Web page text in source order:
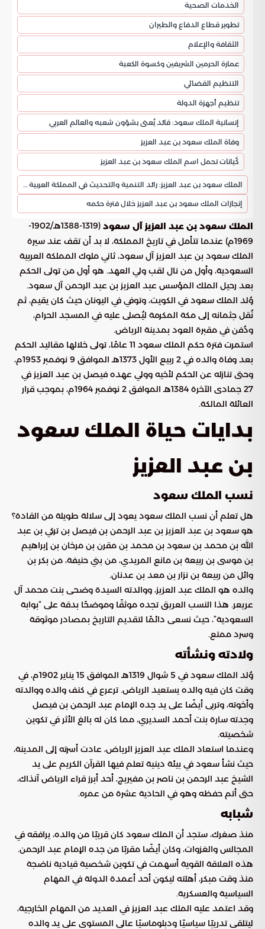
الخدمات الصحية
تطوير قطاع الدفاع والطيران
الثقافة والإعلام
عمارة الحرمين الشريفين وكسوة الكعبة
التنظيم القضائي
تنظيم أجهزة الدولة
إنسانية الملك سعود: قائد يُعنى بشؤون شعبه والعالم العربي
وفاة الملك سعود بن عبد العزيز
كُيانات تحمل اسم الملك سعود بن عبد العزيز
الملك سعود بن عبد العزيز: رائد التنمية والتحديث في المملكة العربية السعودية
إنجازات الملك سعود بن عبد العزيز خلال فترة حكمه
الملك سعود بن عبد العزيز آل سعود
(1319-1388هـ/1902-
1969م) عندما تتأمل في تاريخ المملكة، لا بد أن تقف عند سيرة
الملك سعود بن عبد العزيز آل سعود، ثاني ملوك المملكة العربية
السعودية، وأول من نال لقب ولي العهد. هو أول من تولى الحكم
بعد رحيل الملك المؤسس عبد العزيز بن عبد الرحمن آل سعود.
وُلد الملك سعود في الكويت، وتوفي في اليونان حيث كان يقيم، ثم
نُقل جثمانه إلى مكة المكرمة ليُصلى عليه في المسجد الحرام،
ودُفن في مقبرة العود بمدينة الرياض.
استمرت فترة حكم الملك سعود 11 عامًا، تولى خلالها مقاليد الحكم
بعد وفاة والده في 2 ربيع الأول 1373هـ الموافق 9 نوفمبر 1953م،
وحتى تنازله عن الحكم لأخيه وولي عهده فيصل بن عبد العزيز في
27 جمادى الآخرة 1384هـ الموافق 2 نوفمبر 1964م، بموجب قرار
العائلة المالكة.
بدايات حياة الملك سعود
بن عبد العزيز
نسب الملك سعود
هل تعلم أن نسب الملك سعود يعود إلى سلالة طويلة من القادة؟
هو سعود بن عبد العزيز بن عبد الرحمن بن فيصل بن تركي بن عبد
الله بن محمد بن سعود بن محمد بن مقرن بن مرخان بن إبراهيم
بن موسى بن ربيعة بن مانع المريدي، من بني حنيفة، من بكر بن
وائل من ربيعة بن نزار بن معد بن عدنان.
والده هو الملك عبد العزيز، ووالدته السيدة وضحى بنت محمد آل
عريعر. هذا النسب العريق تجده موثقًا وموضحًا بدقة على “بوابة
السعودية”، حيث نسعى دائمًا لتقديم التاريخ بمصادر موثوقة
وسرد ممتع.
ولادته ونشأته
وُلد الملك سعود في 5 شوال 1319هـ الموافق 15 يناير 1902م، في
وقت كان فيه والده يستعيد الرياض. ترعرع في كنف والده ووالدته
وأخوته، وتربى أيضًا على يد جده الإمام عبد الرحمن بن فيصل
وجدته سارة بنت أحمد السديري، مما كان له بالغ الأثر في تكوين
شخصيته.
وعندما استعاد الملك عبد العزيز الرياض، عادت أسرته إلى المدينة،
حيث نشأ سعود في بيئة دينية تعلم فيها القرآن الكريم على يد
الشيخ عبد الرحمن بن ناصر بن مفيريج، أحد أبرز قراء الرياض آنذاك،
حتى أتم حفظه وهو في الحادية عشرة من عمره.
شبابه
منذ صغرك، ستجد أن الملك سعود كان قريبًا من والده، يرافقه في
المجالس والغزوات، وكان أيضًا مقربًا من جده الإمام عبد الرحمن.
هذه العلاقة القوية أسهمت في تكوين شخصية قيادية ناضجة
منذ وقت مبكر، أهلته ليكون أحد أعمدة الدولة في المهام
السياسية والعسكرية.
وقد اعتمد عليه الملك عبد العزيز في العديد من المهام الخارجية،
ليتلقى تدريبًا سياسيًا ودبلوماسيًا عالي المستوى على يد والده